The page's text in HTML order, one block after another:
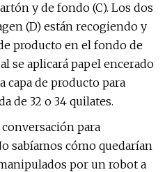
y de fondo (C). Los dos
(D) están recogiendo y
producto en el fondo de
se aplicará papel encerado
capa de producto para
de 32 o 34 quilates.
para
sabíamos cómo quedarían
por un robot a